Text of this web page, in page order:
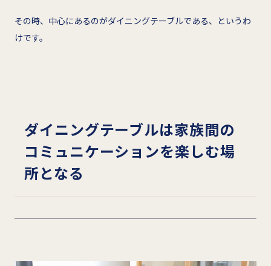
その時、中心にあるのがダイニングテーブルである、というわ
けです。
ダイニングテーブルは家族間の
コミュニケーションを楽しむ場
所となる